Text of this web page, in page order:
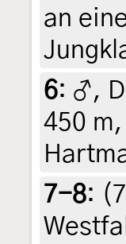
an
6: ♂,
450
7-8: